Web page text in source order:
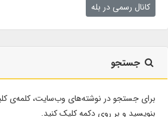
کانال رسمی در بله
جستجو
برای جستجو در نوشته‌های وب‌سایت، کلمه‌ی
بنویسید و بر روی دکمه کلیک کنید.